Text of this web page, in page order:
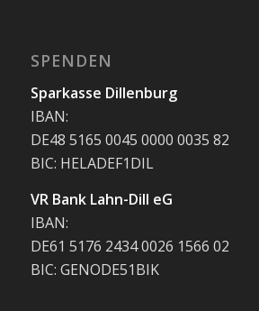
SPENDEN
Sparkasse Dillenburg
IBAN:
DE48 5165 0045 0000 0035 82
BIC: HELADEF1DIL
VR Bank Lahn-Dill eG
IBAN:
DE61 5176 2434 0026 1566 02
BIC: GENODE51BIK